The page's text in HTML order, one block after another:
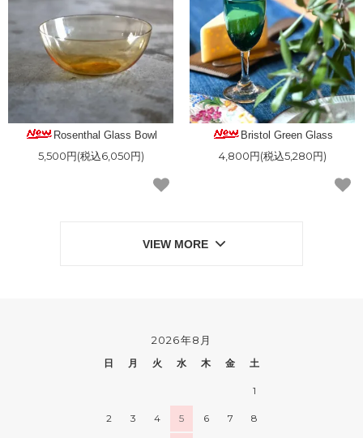
Rosenthal Glass Bowl
5,500円(税込6,050円)
Bristol Green Glass
4,800円(税込5,280円)
VIEW MORE
2026年8月
日 月 火 水 木 金 土
1
2 3 4 5 6 7 8